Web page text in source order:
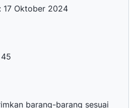
17 Oktober 2024
barang-barang sesuai